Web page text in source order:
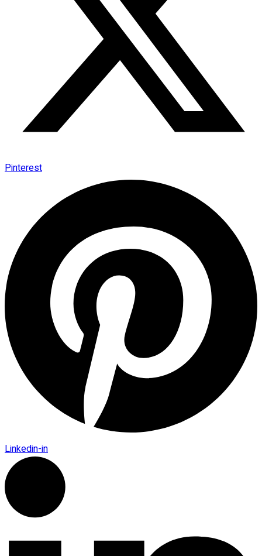
Pinterest
Linkedin-in